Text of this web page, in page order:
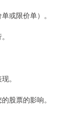
或限价单）。
。
股票的影响。